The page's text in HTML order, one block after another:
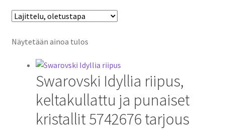
Näytetään ainoa tulos
Swarovski Idyllia riipus,
keltakullattu ja punaiset
kristallit 5742676 tarjous